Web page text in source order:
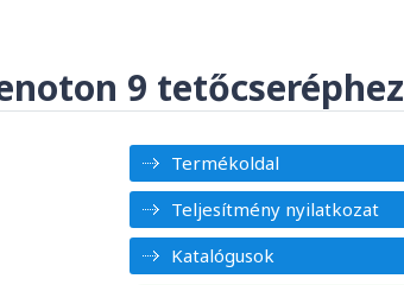
9 tetőcseréphez
Termékoldal
Teljesítmény nyilatkozat
Katalógusok